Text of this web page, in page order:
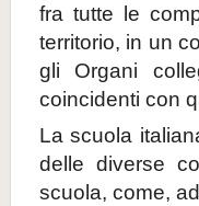
fra tutte le
territorio, in un
gli Organi
coincidenti con
La scuola
delle diverse
scuola, come,